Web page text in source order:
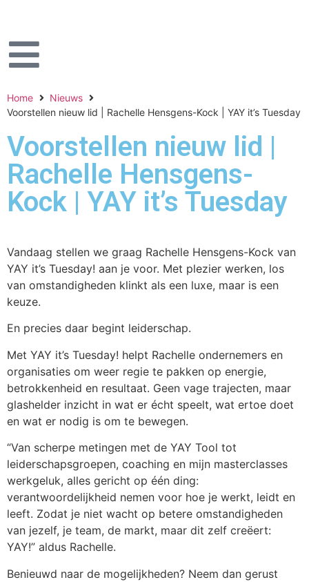
Home
Nieuws
Voorstellen nieuw lid | Rachelle Hensgens-Kock | YAY it’s Tuesday
Voorstellen nieuw lid |
Rachelle Hensgens-
Kock | YAY it’s Tuesday
Vandaag stellen we graag Rachelle Hensgens-Kock van
YAY it’s Tuesday! aan je voor. Met plezier werken, los
van omstandigheden klinkt als een luxe, maar is een
keuze.
En precies daar begint leiderschap.
Met YAY it’s Tuesday! helpt Rachelle ondernemers en
organisaties om weer regie te pakken op energie,
betrokkenheid en resultaat. Geen vage trajecten, maar
glashelder inzicht in wat er écht speelt, wat ertoe doet
en wat er nodig is om te bewegen.
“Van scherpe metingen met de YAY Tool tot
leiderschapsgroepen, coaching en mijn masterclasses
werkgeluk, alles gericht op één ding:
verantwoordelijkheid nemen voor hoe je werkt, leidt en
leeft. Zodat je niet wacht op betere omstandigheden
van jezelf, je team, de markt, maar dit zelf creëert:
YAY!” aldus Rachelle.
Benieuwd naar de mogelijkheden? Neem dan gerust